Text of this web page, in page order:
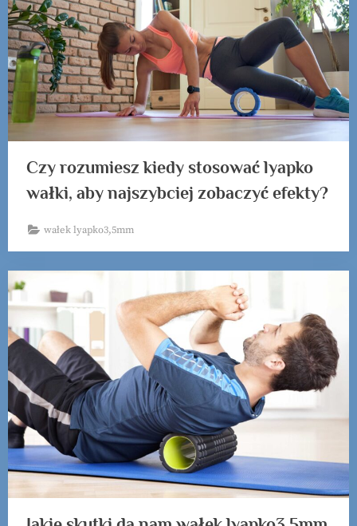
Czy rozumiesz kiedy stosować lyapko
wałki, aby najszybciej zobaczyć efekty?
wałek lyapko3,5mm